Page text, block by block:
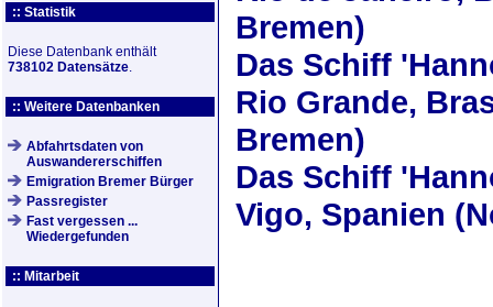
:: Statistik
Diese Datenbank enthält
738102 Datensätze.
:: Weitere Datenbanken
Abfahrtsdaten von
Auswandererschiffen
Emigration Bremer Bürger
Passregister
Fast vergessen ...
Wiedergefunden
:: Mitarbeit
Bremen)
Das Schiff
Rio Grande,
Bremen)
Das Schiff
Vigo, Spanien